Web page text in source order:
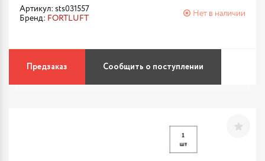
Артикул: sts031557
Бренд: FORTLUFT
Нет в наличии
Предзаказ Сообщить о поступлении